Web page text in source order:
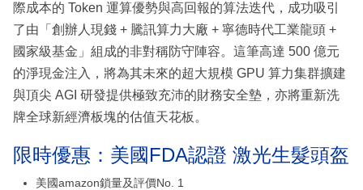
際成本的 Token 運算優勢與高回報的算法迭代，成功吸引
了由「創辦人現錢 + 騰訊算力大廠 + 寧德時代工業龍頭 +
國家級基金」組成的非對稱防守陣容。這筆高達 500 億元
的淨現金注入，將為其未來的超大規模 GPU 算力集群擴建
與頂尖 AGI 研發提供極致充沛的財務安全墊，亦將重新洗
牌全球新經濟板塊的估值天花板。
限時優惠：美國FDA認證 激光生髮頭盔
美國amazon鎖量及評價No. 1